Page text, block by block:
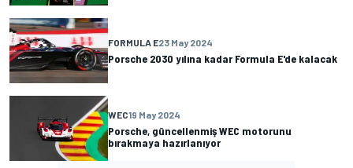
FORMULA E23 May 2024
Porsche 2030 yılına kadar Formula E'de kalacak
WEC19 May 2024
Porsche, güncellenmiş WEC motorunu
bırakmaya hazırlanıyor